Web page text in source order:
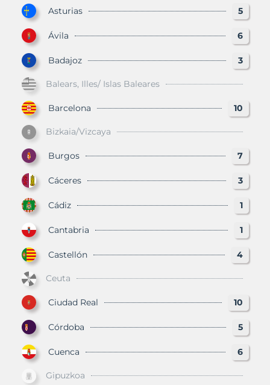
Asturias 5
Ávila 6
Badajoz 3
Balears, Illes/ Islas Baleares
Barcelona 10
Bizkaia/Vizcaya
Burgos 7
Cáceres 3
Cádiz 1
Cantabria 1
Castellón 4
Ceuta
Ciudad Real 10
Córdoba 5
Cuenca 6
Gipuzkoa